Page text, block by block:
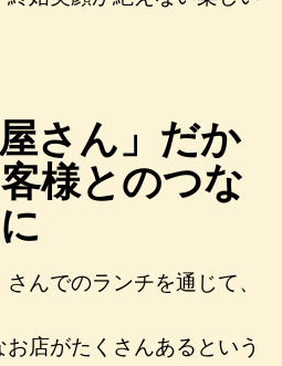
さん」だか
様とのつな
んでのランチを通じて、
店がたくさんあるという